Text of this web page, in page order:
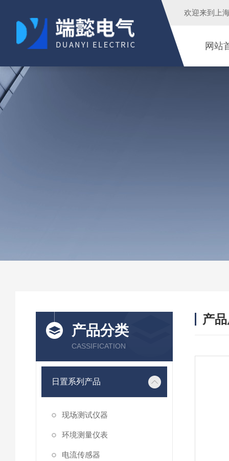
欢迎来到 上
网站
产品分类
CASSIFICATION
日置系列产品
现场测试仪器
环境测量仪表
电流传感器
产